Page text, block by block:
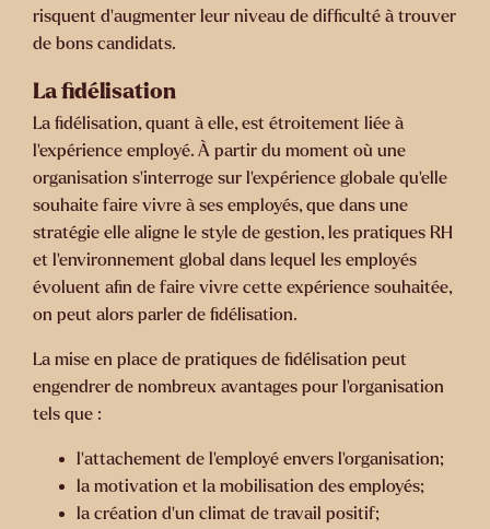
risquent d’augmenter leur niveau de difficulté à trouver
de bons candidats.
La fidélisation
La fidélisation, quant à elle, est étroitement liée à
l’expérience employé. À partir du moment où une
organisation s’interroge sur l’expérience globale qu’elle
souhaite faire vivre à ses employés, que dans une
stratégie elle aligne le style de gestion, les pratiques RH
et l’environnement global dans lequel les employés
évoluent afin de faire vivre cette expérience souhaitée,
on peut alors parler de fidélisation.
La mise en place de pratiques de fidélisation peut
engendrer de nombreux avantages pour l’organisation
tels que :
l’attachement de l’employé envers l’organisation;
la motivation et la mobilisation des employés;
la création d’un climat de travail positif;